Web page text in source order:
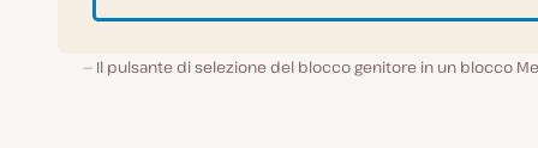
Il pulsante di selezione del blocco genitore in un blocco